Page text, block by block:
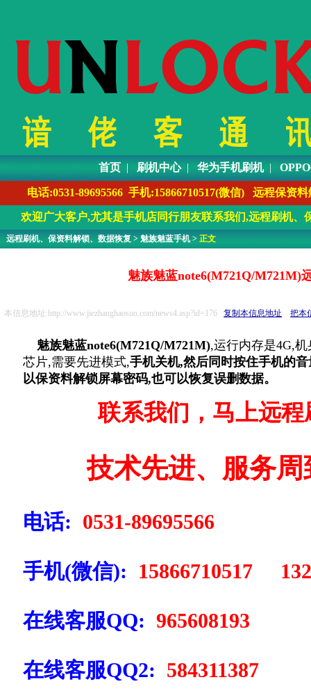
首页| 刷机中心| 华为手机刷机|
电话:0531-89695566 手机:15866710517(微信) 远程保资
欢迎广大客户,尤其是手机店同行朋友联系我们,远程刷机
远程刷机、保资料解锁、数据恢复 > 魅族魅蓝手机> 正文
魅族魅蓝note6(M721Q/M721M)
本信息地址:http://www.jiezhanghaosuo.com/news4.asp?id=176 复制本信息地址 把本
魅族魅蓝note6(M721Q/M721M),运行内存是4G,
芯片,需要先进模式,手机关机,然后同时按住手机的
以保资料解锁屏幕密码,也可以恢复误删数据。
联系我们，马上远
技术先进、服务
电话: 0531-89695566
手机(微信): 15866710517
在线客服QQ: 965608193
在线客服QQ2: 584311387